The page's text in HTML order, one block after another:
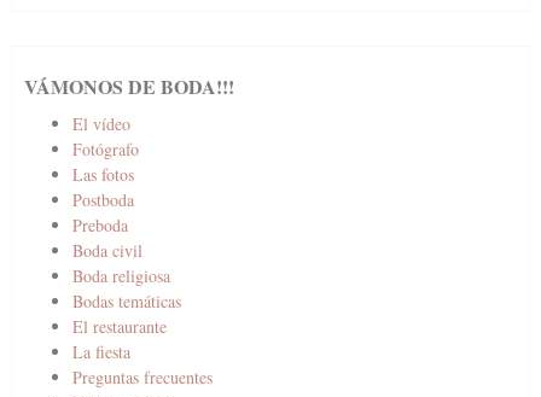
VÁMONOS DE BODA!!!
El vídeo
Fotógrafo
Las fotos
Postboda
Preboda
Boda civil
Boda religiosa
Bodas temáticas
El restaurante
La fiesta
Preguntas frecuentes